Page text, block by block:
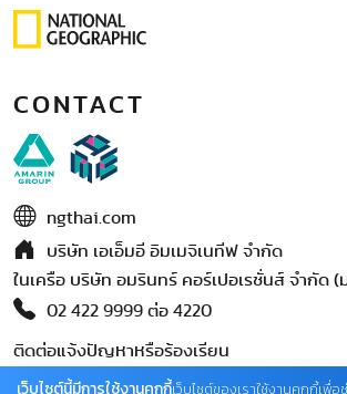
CONTACT
ngthai.com
บริษัท เอเอ็มอี อิมเมจิเนทีฟ จำกัด
ในเครือ บริษัท อมรินทร์ คอร์เปอเรชั่นส์ จำกัด (
02 422 9999 ต่อ 4220
ติดต่อแจ้งปัญหาหรือร้องเรียน
02-422-9999 ต่อ 4180
เว็บไซต์นี้มีการใช้งานคุกกี้เว็บไซต์ของเราใช้งานคุกกี้เพื่